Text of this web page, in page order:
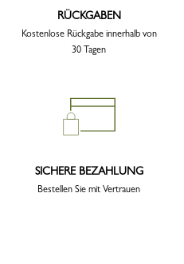
RÜCKGABEN
Kostenlose Rückgabe innerhalb von
30 Tagen
SICHERE BEZAHLUNG
Bestellen Sie mit Vertrauen